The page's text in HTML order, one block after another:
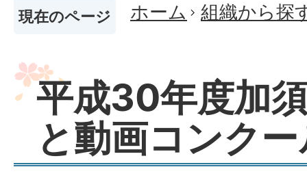
現在のページ ホーム 組織から探
平成30年度加
と動画コンク